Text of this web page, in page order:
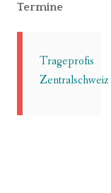
Termine
Trageprofis
Zentralschweiz